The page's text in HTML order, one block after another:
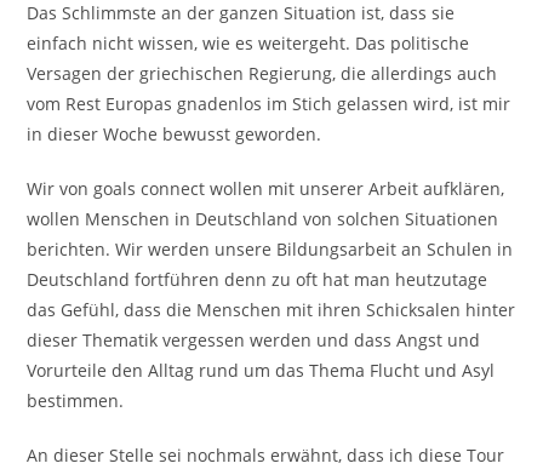
Das Schlimmste an der ganzen Situation ist, dass sie
einfach nicht wissen, wie es weitergeht. Das politische
Versagen der griechischen Regierung, die allerdings auch
vom Rest Europas gnadenlos im Stich gelassen wird, ist mir
in dieser Woche bewusst geworden.
Wir von goals connect wollen mit unserer Arbeit aufklären,
wollen Menschen in Deutschland von solchen Situationen
berichten. Wir werden unsere Bildungsarbeit an Schulen in
Deutschland fortführen denn zu oft hat man heutzutage
das Gefühl, dass die Menschen mit ihren Schicksalen hinter
dieser Thematik vergessen werden und dass Angst und
Vorurteile den Alltag rund um das Thema Flucht und Asyl
bestimmen.
An dieser Stelle sei nochmals erwähnt, dass ich diese Tour